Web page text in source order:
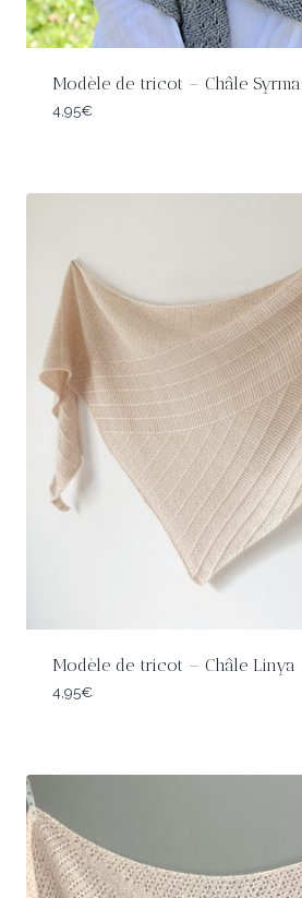
Modèle de tricot – Châle Syrma
4,95€
Modèle de tricot – Châle Linya
4,95€